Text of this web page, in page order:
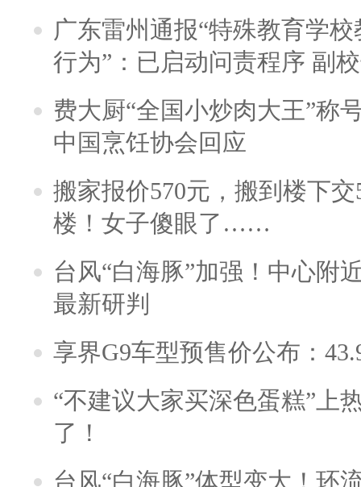
广东雷州通报“特殊教育学
行为”：已启动问责程序 副
费大厨“全国小炒肉大王”称
中国烹饪协会回应
搬家报价570元，搬到楼下
楼！女子傻眼了……
台风“白海豚”加强！中心附
最新研判
享界G9车型预售价公布：
“不建议大家买深色蛋糕”上
了！
台风“白海豚”体型变大！环